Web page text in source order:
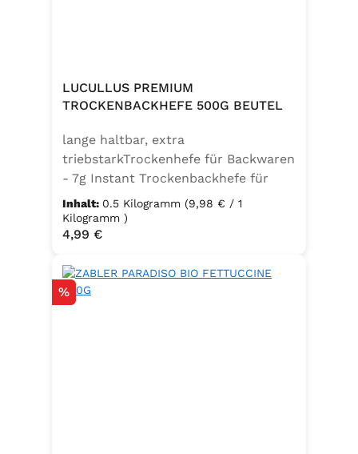
Trennmittel Calciumsalze der
Speisefettsäuren, Folsäure,
Sellerie enthalten.
LUCULLUS PREMIUM
TROCKENBACKHEFE 500G BEUTEL
lange haltbar, extra
triebstarkTrockenhefe für Backwaren
- 7g Instant Trockenbackhefe für
500g Weizenmehl, entspricht 25g
FrischhefeZutaten: Trockenbackhefe,
Emulgator Sorbitanmonostearat
Inhalt: 0.5 Kilogramm (9,98 € / 1
Kilogramm )
Regulärer Preis:
4,99 €
Rabatt
%